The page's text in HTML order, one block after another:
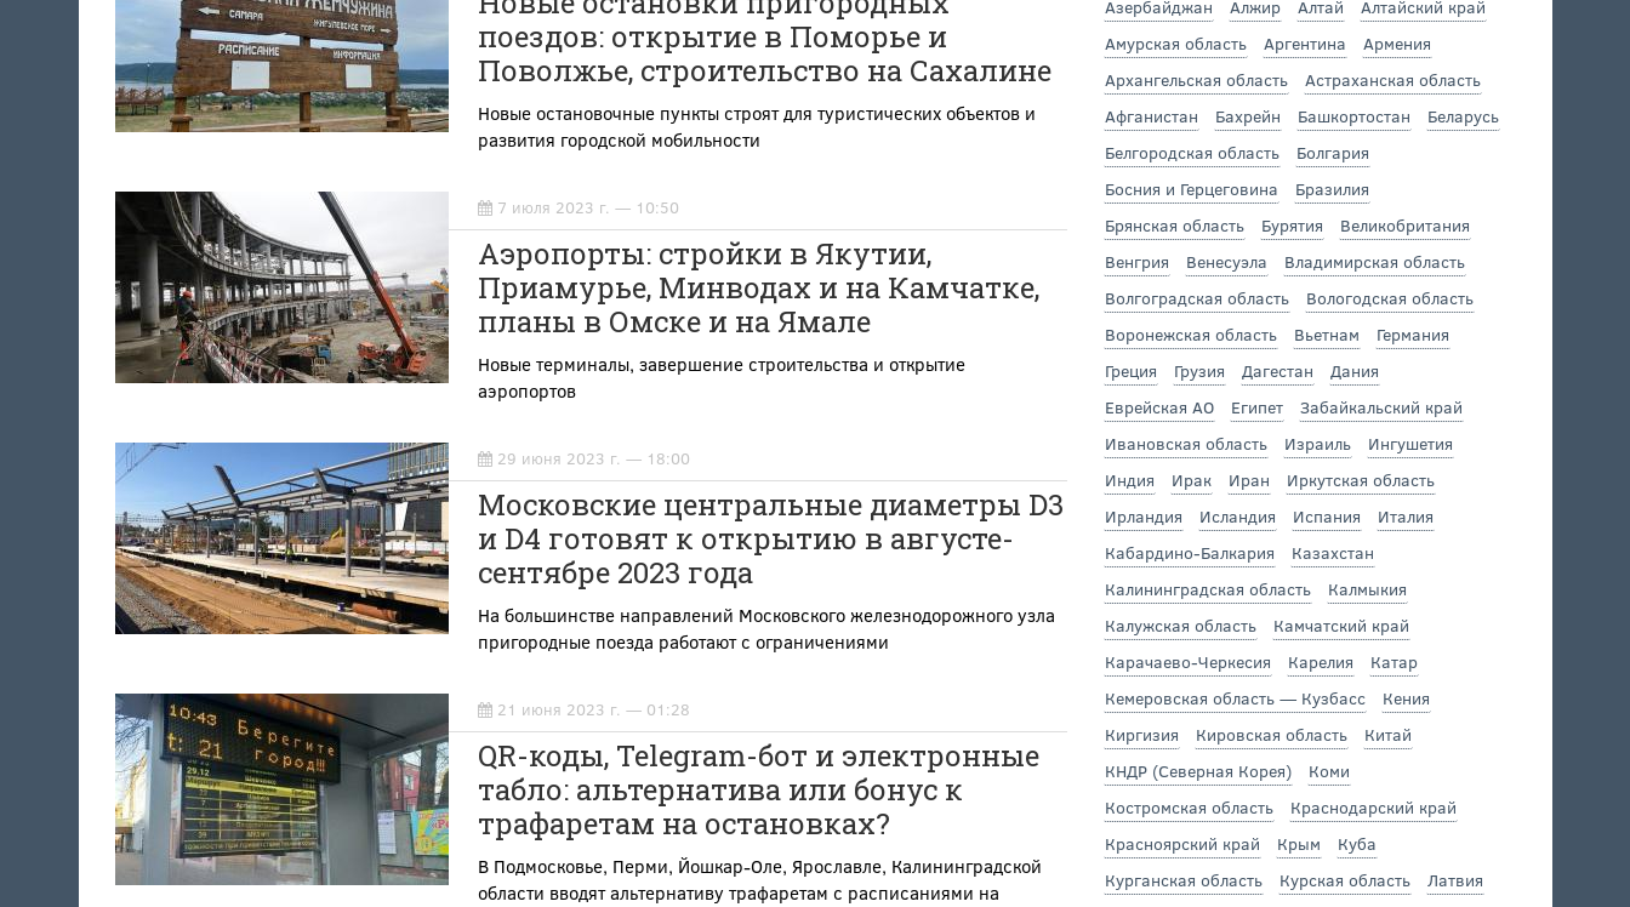
поездов: открытие в Поморье и
Поволжье, строительство на Сахалине
Новые остановочные пункты строят для туристических объектов и
развития городской мобильности
7 июля 2023 г. — 10:50
Аэропорты: стройки в Якутии,
Приамурье, Минводах и на Камчатке,
планы в Омске и на Ямале
Новые терминалы, завершение строительства и открытие
аэропортов
29 июня 2023 г. — 18:00
Московские центральные диаметры D3
и D4 готовят к открытию в августе-
сентябре 2023 года
На большинстве направлений Московского железнодорожного узла
пригородные поезда работают с ограничениями
21 июня 2023 г. — 01:28
QR-коды, Telegram-бот и электронные
табло: альтернатива или бонус к
трафаретам на остановках?
В Подмосковье, Перми, Йошкар-Оле, Ярославле, Калининградской
области вводят альтернативу трафаретам с расписаниями на
Азербайджан
Алжир Алтай
Алтайский край
Амурская область
Аргентина
Армения
Архангельская область
Астраханская область
Афганистан
Бахрейн Башкортостан
Беларусь
Белгородская область
Болгария
Босния и Герцеговина
Бразилия
Брянская область
Бурятия
Великобритания
Венгрия
Венесуэла
Владимирская область
Волгоградская область
Вологодская область
Воронежская область
Вьетнам
Германия
Греция
Грузия Дагестан
Дания
Еврейская АО
Египет
Забайкальский край
Ивановская область
Израиль
Ингушетия
Индия
Ирак Иран
Иркутская область
Ирландия
Исландия Испания
Италия
Кабардино-Балкария
Казахстан
Калининградская область
Калмыкия
Калужская область
Камчатский край
Карачаево-Черкесия
Карелия
Катар
Кемеровская область — Кузбасс
Кения
Киргизия
Кировская область
Китай
КНДР (Северная Корея)
Коми
Костромская область
Краснодарский край
Красноярский край
Крым
Куба
Курганская область
Курская область
Латвия